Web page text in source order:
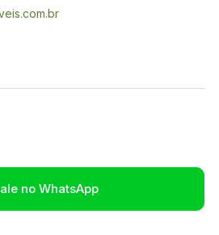
no WhatsApp